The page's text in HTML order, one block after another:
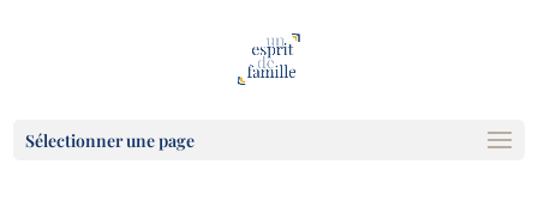
Sélectionner une page